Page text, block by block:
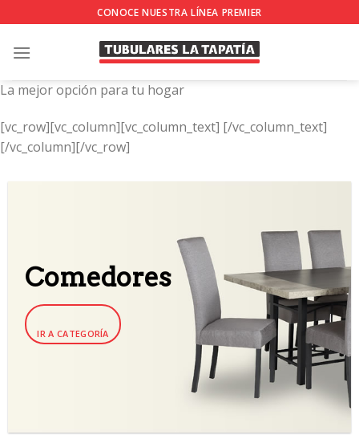
to
content
CONOCE NUESTRA LÍNEA PREMIER
La mejor opción para tu hogar
[vc_row][vc_column][vc_column_text] [/vc_column_text]
[/vc_column][/vc_row]
Comedores
IR A CATEGORÍA